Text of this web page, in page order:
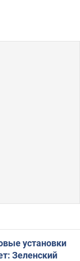
установки
Зеленский